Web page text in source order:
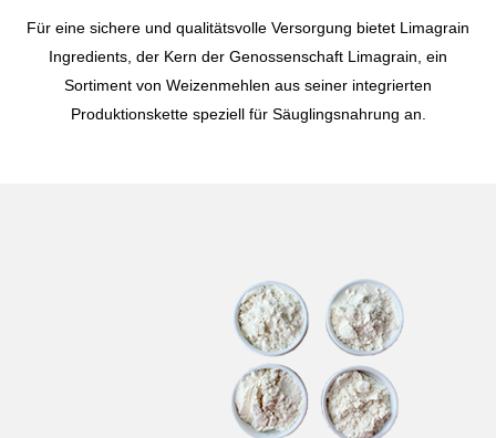
Für eine sichere und qualitätsvolle Versorgung bietet Limagrain
Ingredients, der Kern der Genossenschaft Limagrain, ein
Sortiment von Weizenmehlen aus seiner integrierten
Produktionskette speziell für Säuglingsnahrung an.